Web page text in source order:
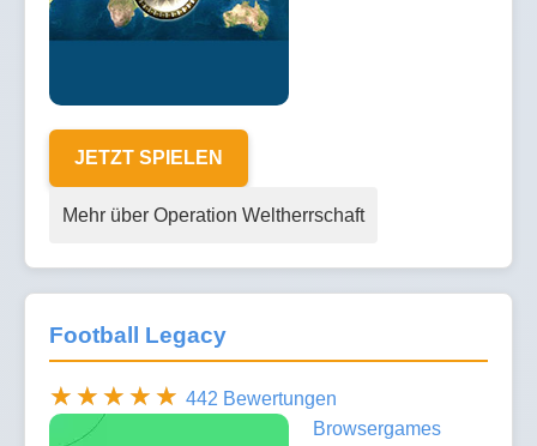
JETZT SPIELEN
Mehr über Operation Weltherrschaft
Football Legacy
442 Bewertungen
Browsergames